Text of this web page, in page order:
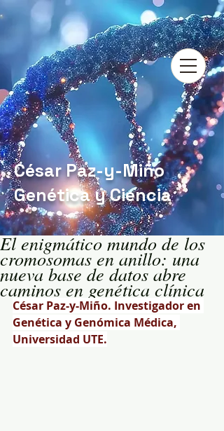
César Paz-y-Miño
Genética y Ciencia
El enigmático mundo de los
cromosomas en anillo: una
nueva base de datos abre
caminos en genética clínica
César Paz-y-Miño. Investigador en
Genética y Genómica Médica,
Universidad UTE.